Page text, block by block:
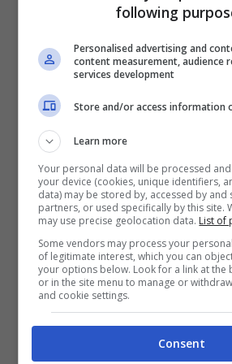
ha mostrato i
Di certo il volo sarebbe stata
utilissima contro i predatori: si
capacità che offre
questo punto di vista. ma è
questi simpatici ‘uccelli’.
Se è vero che il volo avrebbe
pinguino di sfuggire con più
dei predatori, è altrettanto
due fattori: ildispendio
volare e laquantità di
following
Personalised advertising and
content measurement, audience
services development
Store and/or access information
Learn more
Your personal data will be processed
your device (cookies, unique identifiers,
data) may be stored by, accessed by and
partners, or used specifically by this site.
may use precise geolocation data. List of
Some vendors may process your
of legitimate interest, which you can
your options below. Look for a link at the
or in the site menu to manage or
and cookie settings.
Consent